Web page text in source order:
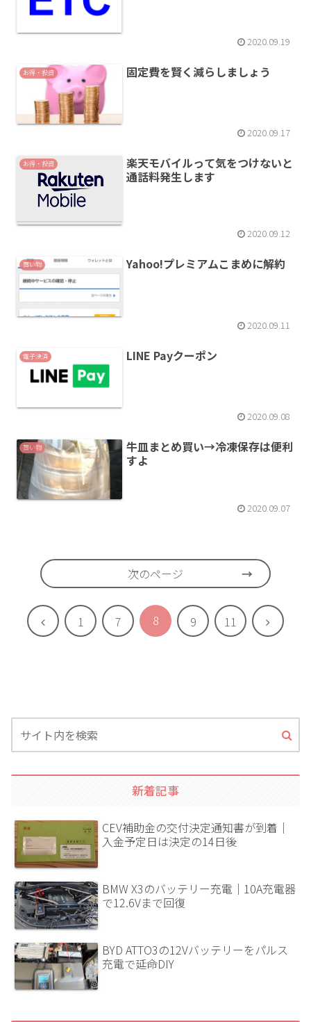
2020.09.19
お得・投資 固定費を賢く減らしましょう
2020.09.17
お得・投資
楽天モバイルって気をつけないと
通話料発生します
2020.09.12
買い物 Yahoo!プレミアムこまめに解約
2020.09.11
電子決済 LINE Payクーポン
2020.09.08
買い物
牛皿まとめ買い→冷凍保存は便利
すよ
2020.09.07
次のページ
前
1 7 8 9 11
次
新着記事
CEV補助金の交付決定通知書が到着｜
入金予定日は決定の14日後
BMW X3のバッテリー充電｜10A充電器
で12.6Vまで回復
BYD ATTO3の12Vバッテリーをパルス
充電で延命DIY